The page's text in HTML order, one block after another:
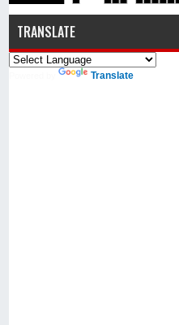
TRANSLATE
Powered by Translate